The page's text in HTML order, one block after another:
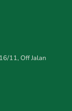
11, Off Jalan